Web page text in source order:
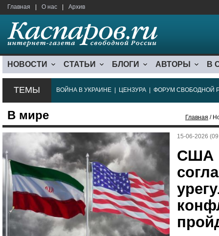
Главная О нас Архив
НОВОСТИ СТАТЬИ БЛОГИ АВТОРЫ В
ТЕМЫ ВОЙНА В УКРАИНЕ ЦЕНЗУРА ФОРУМ СВОБОДНОЙ
В мире Главная /
15-06-2026
США